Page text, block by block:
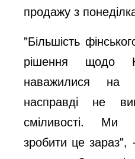
продажу з
"Більшість
рішення
наважилися
насправді не
сміливості. Ми
зробити це зараз",